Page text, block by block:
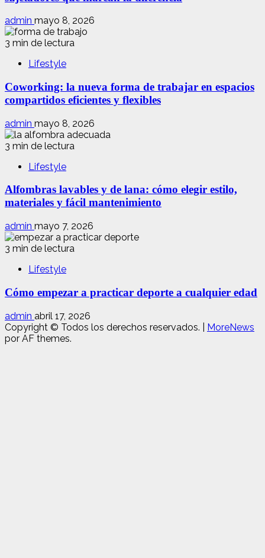
admin mayo 8, 2026
3 min de lectura
Lifestyle
Coworking: la nueva forma de trabajar en espacios
compartidos eficientes y flexibles
admin mayo 8, 2026
3 min de lectura
Lifestyle
Alfombras lavables y de lana: cómo elegir estilo,
materiales y fácil mantenimiento
admin mayo 7, 2026
3 min de lectura
Lifestyle
Cómo empezar a practicar deporte a cualquier edad
admin abril 17, 2026
Copyright © Todos los derechos reservados.
MoreNews
por AF themes.